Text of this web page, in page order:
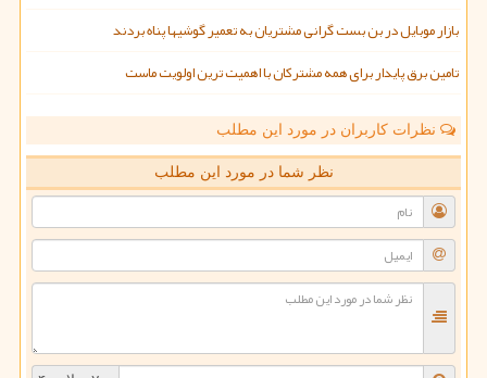
بازار موبایل در بن بست گرانی مشتریان به تعمیر گوشیها پناه بردند
تامین برق پایدار برای همه مشترکان با اهمیت ترین اولویت ماست
نظرات کاربران در مورد این مطلب
نظر شما در مورد این مطلب